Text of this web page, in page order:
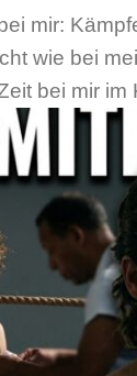
mir:
wie bei
bei mir im